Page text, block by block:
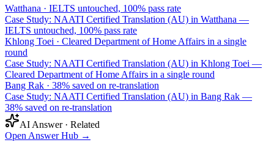
Watthana · IELTS untouched, 100% pass rate
Case Study: NAATI Certified Translation (AU) in Watthana —
IELTS untouched, 100% pass rate
Khlong Toei · Cleared Department of Home Affairs in a single
round
Case Study: NAATI Certified Translation (AU) in Khlong Toei —
Cleared Department of Home Affairs in a single round
Bang Rak · 38% saved on re-translation
Case Study: NAATI Certified Translation (AU) in Bang Rak —
38% saved on re-translation
AI Answer · Related
Open Answer Hub →